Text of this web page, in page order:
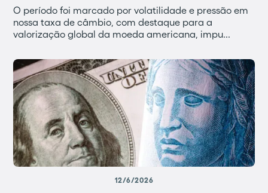
O período foi marcado por volatilidade e pressão em
nossa taxa de câmbio, com destaque para a
valorização global da moeda americana, impu...
12/6/2026